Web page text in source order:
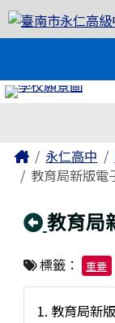
跳至主內容區
臺南市永仁
主內容區域
Home永仁高中
教育局新版電
回上頁
教育局
標籤： 重要
教育局新
頁尾區域